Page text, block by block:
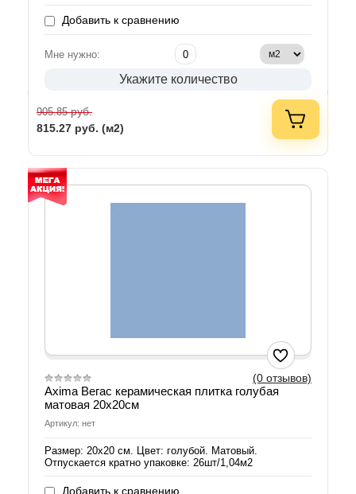
Добавить к сравнению
Мне нужно:
Укажите количество
905.85руб.
815.27 руб. (м2)
(0 отзывов)
Axima Вегас керамическая плитка голубая
матовая 20х20см
Артикул: нет
Размер: 20х20 см. Цвет: голубой. Матовый.
Отпускается кратно упаковке: 26шт/1,04м2
Добавить к сравнению